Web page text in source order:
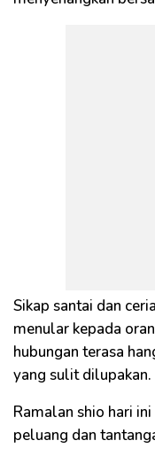
Sikap santai dan
menular kepada
hubungan terasa
yang sulit dilupakan.
Ramalan shio hari
peluang dan